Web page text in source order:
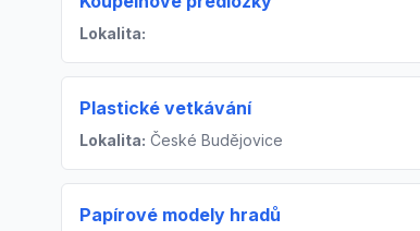
Lokalita:
Plastické vetkávání
Lokalita: České Budějovice
Papírové modely hradů